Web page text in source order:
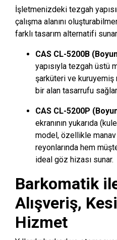
İşletmenizdeki tezgah
çalışma alanını
farklı tasarım alternatifi
CAS CL-5200B
yapısıyla tezgah üstü
şarküteri ve kuruyemiş
bir alan tasarrufu
CAS CL-5200P
ekranının yukarıda
model, özellikle
reyonlarında hem
ideal göz hizası sunar.
Barkomatik
Alışveriş,
Hizmet